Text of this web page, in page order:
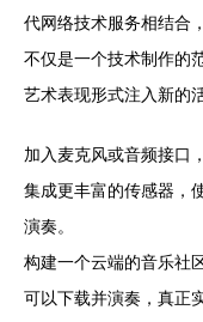
代网络技术服务相结合
不仅是一个技术制作的
艺术表现形式注入新的
加入麦克风或音频接口
集成更丰富的传感器，
演奏。
构建一个云端的音乐社
可以下载并演奏，真正